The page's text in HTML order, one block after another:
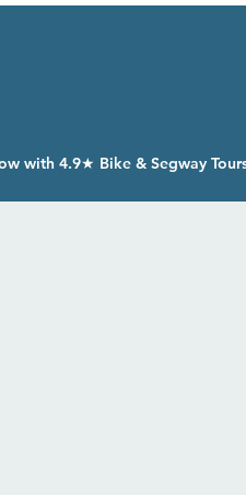
with 4.9★ Bike & Segway